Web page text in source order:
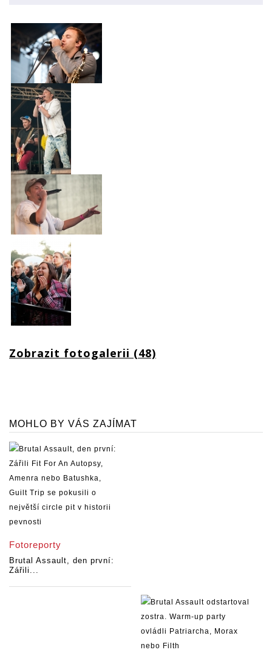
Zobrazit fotogalerii (48)
MOHLO BY VÁS ZAJÍMAT
Fotoreporty
Brutal Assault, den první:
Zářili...